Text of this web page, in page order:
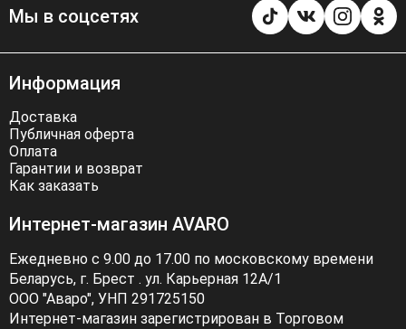
Мы в соцсетях
Информация
Доставка
Публичная оферта
Оплата
Гарантии и возврат
Как заказать
Интернет-магазин AVARO
Ежедневно с 9.00 до 17.00 по московскому времени
Беларусь, г. Брест . ул. Карьерная 12А/1
ООО "Аваро", УНП 291725150
Интернет-магазин зарегистрирован в Торговом